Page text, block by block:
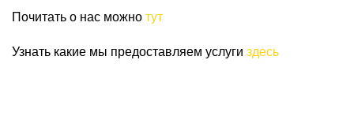
Почитать о нас можно тут
Узнать какие мы предоставляем услуги здесь